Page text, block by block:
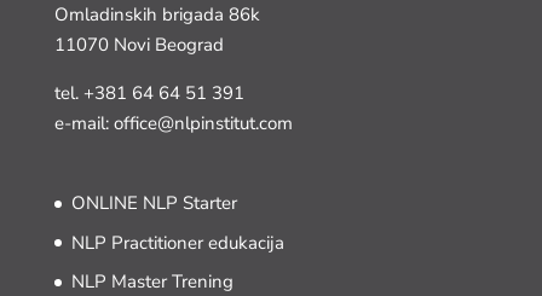
Omladinskih brigada 86k
11070 Novi Beograd
tel. +381 64 64 51 391
e-mail: office@nlpinstitut.com
ONLINE NLP Starter
NLP Practitioner edukacija
NLP Master Trening